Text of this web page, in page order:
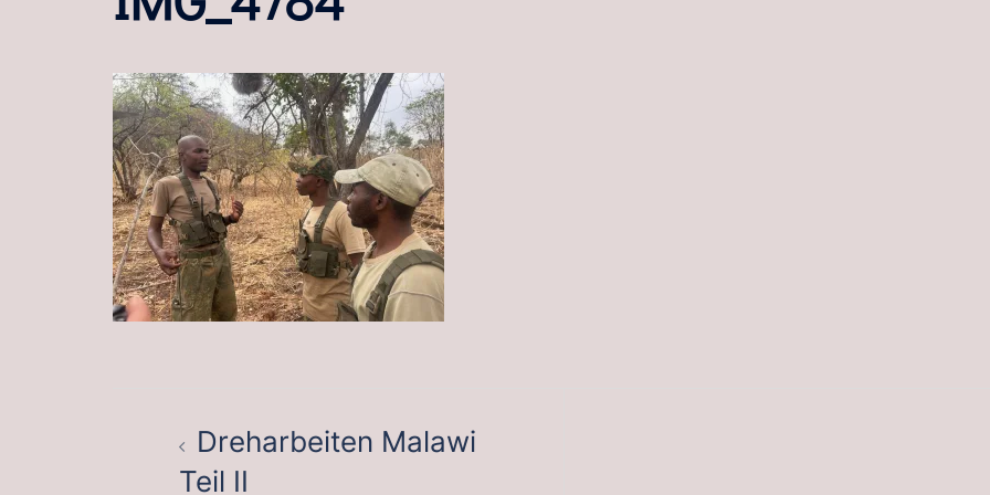
Dreharbeiten Malawi
Teil II